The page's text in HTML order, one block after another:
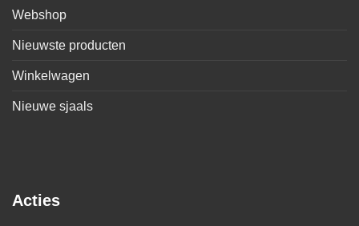
Webshop
Nieuwste producten
Winkelwagen
Nieuwe sjaals
Acties